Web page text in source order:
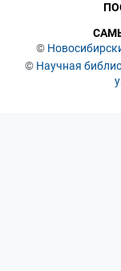
©
© Научная